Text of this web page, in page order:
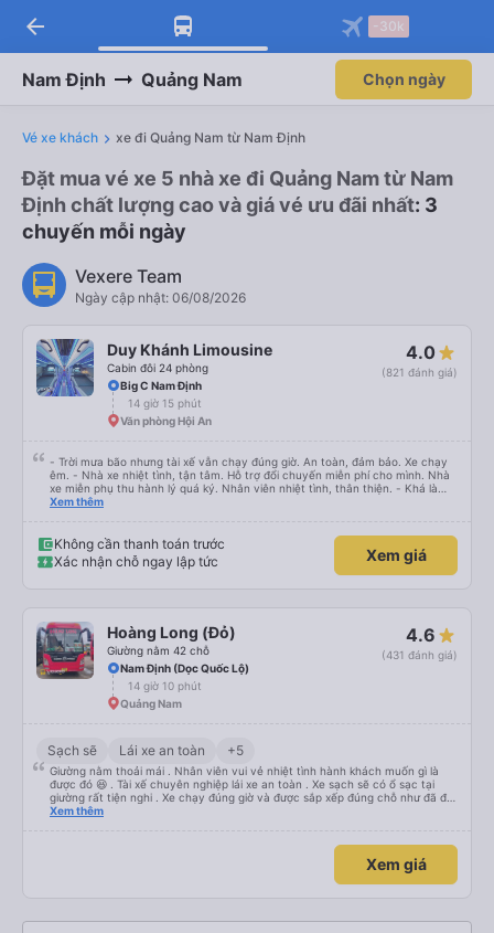
arrow_back -30k
Nam Định Quảng Nam Chọn ngày
Vé xe khách xe đi Quảng Nam từ Nam Định
Đặt mua vé xe 5 nhà xe đi Quảng Nam từ Nam
Định chất lượng cao và giá vé ưu đãi nhất: 3
chuyến mỗi ngày
Vexere Team
Ngày cập nhật: 06/08/2026
Duy Khánh Limousine
Cabin đôi 24 phòng
4.0
(821 đánh giá)
Big C Nam Định
14 giờ 15 phút
Văn phòng Hội An
- Trời mưa bão nhưng tài xế vẫn chạy đúng giờ. An toàn, đảm bảo. Xe chạy
êm. - Nhà xe nhiệt tình, tận tâm. Hỗ trợ đổi chuyến miễn phí cho mình. Nhà
xe miễn phụ thu hành lý quá ký. Nhân viên nhiệt tình, thân thiện. - Khá là
thích tài xế. Lái xe an toàn. Chu đáo, thân thiện, nhiệt tình. - Xe ngồi thoải
Xem thêm
Không cần thanh toán trước
Xác nhận chỗ ngay lập tức
Xem giá
Hoàng Long (Đỏ)
Giường nằm 42 chỗ
4.6
(431 đánh giá)
Nam Định (Dọc Quốc Lộ)
14 giờ 10 phút
Quảng Nam
Sạch sẽ Lái xe an toàn +5
Giường nằm thoải mái . Nhân viên vui vẻ nhiệt tình hành khách muốn gì là
được đó 😆 . Tài xế chuyên nghiệp lái xe an toàn . Xe sạch sẽ có ổ sạc tại
giường rất tiện nghi . Xe chạy đúng giờ và được sắp xếp đúng chỗ như đã đặt
. Điểm 10 cho hoàng long đỏ 👍
Xem thêm
Xem giá